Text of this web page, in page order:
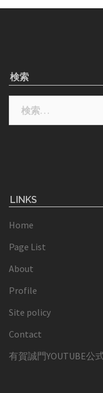
検索
LINKS
Home
Page List
About
Profile
Site policy
Contact
有賀誠門YOUTUBE公